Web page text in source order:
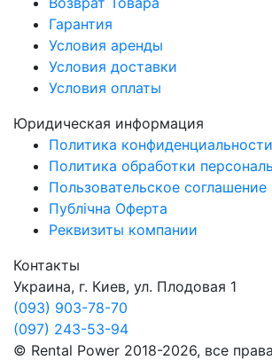
Гарантия
Условия аренды
Условия доставки
Условия оплаты
Юридическая информация
Политика конфиденциальности
Политика обработки
Пользовательское соглашение
Публічна Оферта
Реквизиты компании
Контакты
Украина, г. Киев, ул. Плодовая 1
(093) 903-78-70
(097) 243-53-94
© Rental Power 2018-2026, все